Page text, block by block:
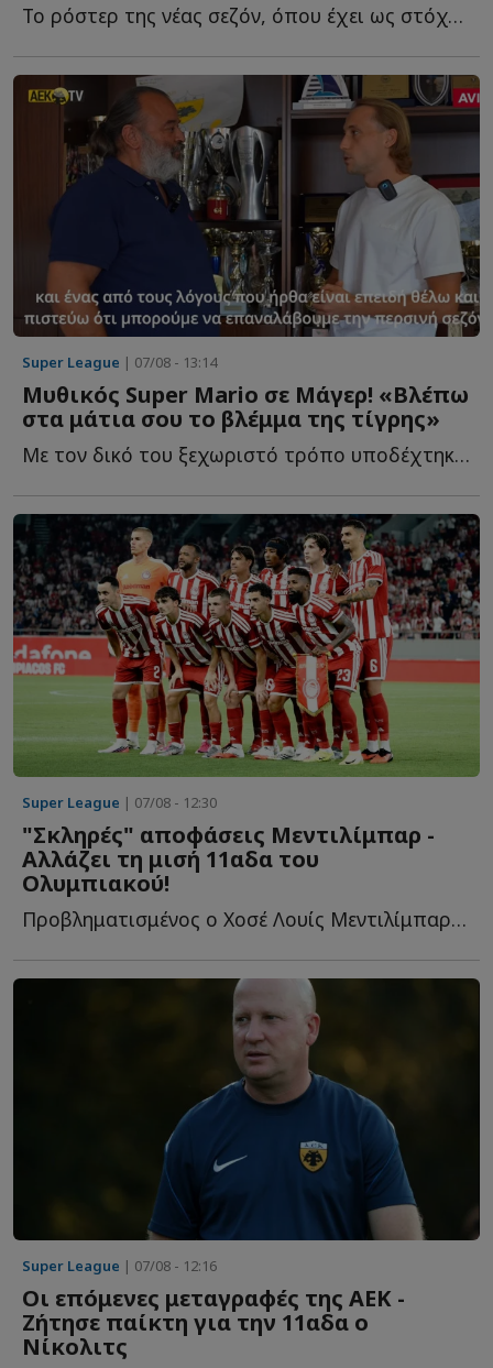
Το ρόστερ της νέας σεζόν, όπου έχει ως στόχο την άμεση ε...
Super League | 07/08 - 13:14
Μυθικός Super Mario σε Μάγερ! «Βλέπω
στα μάτια σου το βλέμμα της τίγρης»
Με τον δικό του ξεχωριστό τρόπο υποδέχτηκε ο ιδιοκτήτης τ...
Super League | 07/08 - 12:30
"Σκληρές" αποφάσεις Μεντιλίμπαρ -
Αλλάζει τη μισή 11αδα του
Ολυμπιακού!
Προβληματισμένος ο Χοσέ Λουίς Μεντιλίμπαρ από το πρώτο π...
Super League | 07/08 - 12:16
Οι επόμενες μεταγραφές της ΑΕΚ -
Ζήτησε παίκτη για την 11αδα ο
Νίκολιτς